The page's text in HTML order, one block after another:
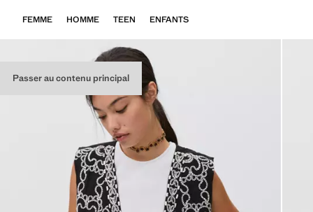
Passer au contenu principal
FEMME HOMME TEEN ENFANTS